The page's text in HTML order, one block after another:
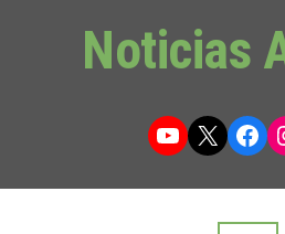
Noticias
YouTube
X